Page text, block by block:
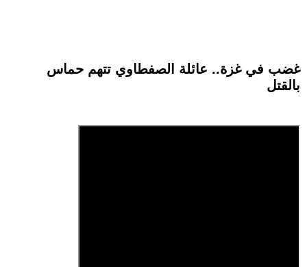
غضب في غزة.. عائلة الصفطاوي تتهم حماس
بالقتل